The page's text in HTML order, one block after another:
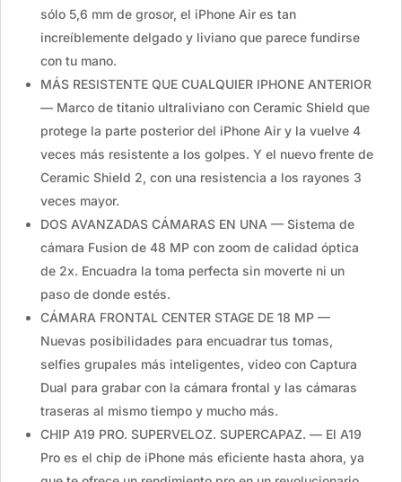
sólo 5,6 mm de grosor, el iPhone Air es tan
increíblemente delgado y liviano que parece fundirse
con tu mano.
MÁS RESISTENTE QUE CUALQUIER IPHONE ANTERIOR
— Marco de titanio ultraliviano con Ceramic Shield que
protege la parte posterior del iPhone Air y la vuelve 4
veces más resistente a los golpes. Y el nuevo frente de
Ceramic Shield 2, con una resistencia a los rayones 3
veces mayor.
DOS AVANZADAS CÁMARAS EN UNA — Sistema de
cámara Fusion de 48 MP con zoom de calidad óptica
de 2x. Encuadra la toma perfecta sin moverte ni un
paso de donde estés.
CÁMARA FRONTAL CENTER STAGE DE 18 MP —
Nuevas posibilidades para encuadrar tus tomas,
selfies grupales más inteligentes, video con Captura
Dual para grabar con la cámara frontal y las cámaras
traseras al mismo tiempo y mucho más.
CHIP A19 PRO. SUPERVELOZ. SUPERCAPAZ. — El A19
Pro es el chip de iPhone más eficiente hasta ahora, ya